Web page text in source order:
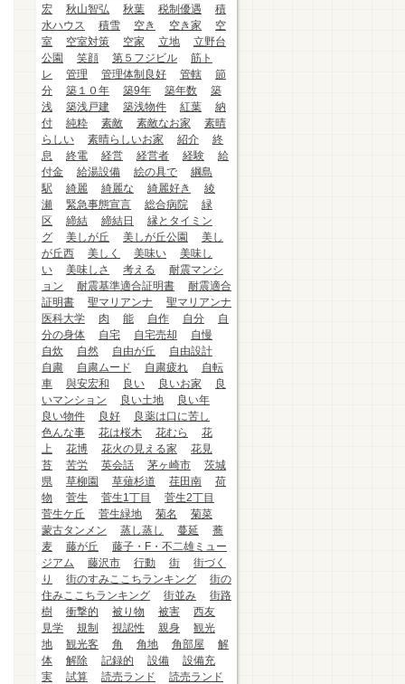
宏
秋山智弘 秋葉 税制優遇
積
水ハウス
積雪 空き 空き家
空
室
空室対策 空家 立地
立野台
公園
笑顔 第５フジビル
筋ト
レ
管理 管理体制良好 管轄
節
分
築１０年 築9年 築年数
築
浅
築浅戸建 築浅物件 紅葉
納
付
純粋 素敵 素敵なお家
素晴
らしい
素晴らしいお家 紹介
終
息
終電 経営 経営者 経験
給
付金
給湯設備 絵の具で
綱島
駅
綺麗 綺麗な 綺麗好き
綾
瀬
緊急事態宣言 総合病院
緑
区
締結 締結日
縁とタイミン
グ
美しが丘 美しが丘公園
美し
が丘西
美しく 美味い
美味し
い
美味しさ 考える
耐震マンシ
ョン
耐震基準適合証明書
耐震適合
証明書
聖マリアンナ
聖マリアンナ
医科大学
肉 能 自作 自分
自
分の身体
自宅 自宅売却
自慢
自炊
自然 自由が丘
自由設計
自粛
自粛ムード 自粛疲れ
自転
車
與安宏和 良い 良いお家
良
いマンション
良い土地
良い年
良い物件
良好
良薬は口に苦し
色んな事
花は桜木 花むら
花
上
花博 花火の見える家
花見
苔
苦労 英会話 茅ヶ崎市
茨城
県
草柳園 草薙杉道 荏田南
荷
物
菅生 菅生1丁目
菅生2丁目
菅生ケ丘
菅生緑地 菊名
菊菜
蒙古タンメン
蒸し蒸し 蔓延
蕎
麦
藤が丘
藤子・F・不二雄ミュー
ジアム
藤沢市 行動 街
街づく
り
街のすみここちランキング
街の
住みここちランキング
街並み
街路
樹
衝撃的 被り物 被害
西友
見学
規制 視認性 親身
観光
地
観光客 角 角地 角部屋
解
体
解除 記録的 設備
設備充
実
試算 読売ランド
読売ランド